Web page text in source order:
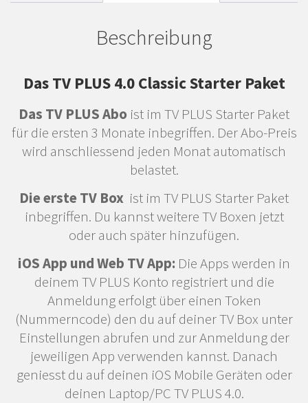
Beschreibung
Das TV PLUS 4.0 Classic Starter Paket
Das TV PLUS Abo ist im TV PLUS Starter Paket
für die ersten 3 Monate inbegriffen. Der Abo-Preis
wird anschliessend jeden Monat automatisch
belastet.
Die erste TV Box ist im TV PLUS Starter Paket
inbegriffen. Du kannst weitere TV Boxen jetzt
oder auch später hinzufügen.
iOS App und Web TV App: Die Apps werden in
deinem TV PLUS Konto registriert und die
Anmeldung erfolgt über einen Token
(Nummerncode) den du auf deiner TV Box unter
Einstellungen abrufen und zur Anmeldung der
jeweiligen App verwenden kannst. Danach
geniesst du auf deinen iOS Mobile Geräten oder
deinen Laptop/PC TV PLUS 4.0.